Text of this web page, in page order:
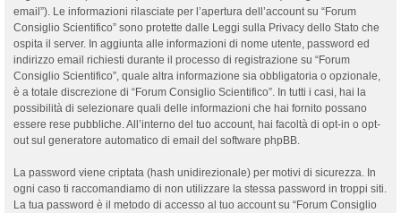
email”). Le informazioni rilasciate per l’apertura dell’account su “Forum
Consiglio Scientifico” sono protette dalle Leggi sulla Privacy dello Stato che
ospita il server. In aggiunta alle informazioni di nome utente, password ed
indirizzo email richiesti durante il processo di registrazione su “Forum
Consiglio Scientifico”, quale altra informazione sia obbligatoria o opzionale,
è a totale discrezione di “Forum Consiglio Scientifico”. In tutti i casi, hai la
possibilità di selezionare quali delle informazioni che hai fornito possano
essere rese pubbliche. All’interno del tuo account, hai facoltà di opt-in o opt-
out sul generatore automatico di email del software phpBB.
La password viene criptata (hash unidirezionale) per motivi di sicurezza. In
ogni caso ti raccomandiamo di non utilizzare la stessa password in troppi siti.
La tua password è il metodo di accesso al tuo account su “Forum Consiglio